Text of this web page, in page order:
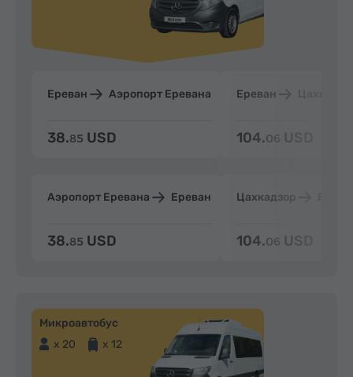
Ереван Аэропорт Еревана
38.85 USD
Аэропорт Еревана Ереван
38.85 USD
Ереван
104.06 USD
Цахкадзор
104.06 USD
Микроавтобус
x 20
x 12